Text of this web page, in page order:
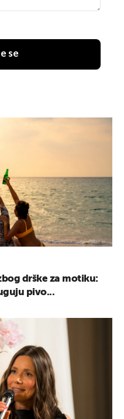
se
drške za motiku:
pivo...